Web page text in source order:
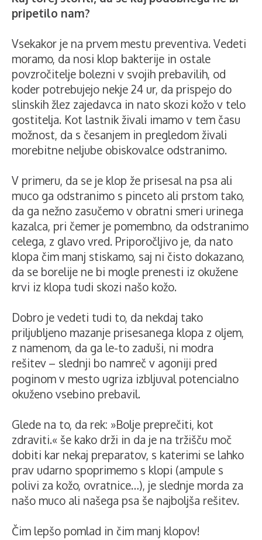
pripetilo nam?
Vsekakor je na prvem mestu preventiva. Vedeti
moramo, da nosi klop bakterije in ostale
povzročitelje bolezni v svojih prebavilih, od
koder potrebujejo nekje 24 ur, da prispejo do
slinskih žlez zajedavca in nato skozi kožo v telo
gostitelja. Kot lastnik živali imamo v tem času
možnost, da s česanjem in pregledom živali
morebitne neljube obiskovalce odstranimo.
V primeru, da se je klop že prisesal na psa ali
muco ga odstranimo s pinceto ali prstom tako,
da ga nežno zasučemo v obratni smeri urinega
kazalca, pri čemer je pomembno, da odstranimo
celega, z glavo vred. Priporočljivo je, da nato
klopa čim manj stiskamo, saj ni čisto dokazano,
da se borelije ne bi mogle prenesti iz okužene
krvi iz klopa tudi skozi našo kožo.
Dobro je vedeti tudi to, da nekdaj tako
priljubljeno mazanje prisesanega klopa z oljem,
z namenom, da ga le-to zaduši, ni modra
rešitev – slednji bo namreč v agoniji pred
poginom v mesto ugriza izbljuval potencialno
okuženo vsebino prebavil.
Glede na to, da rek: »Bolje preprečiti, kot
zdraviti.« še kako drži in da je na tržišču moč
dobiti kar nekaj preparatov, s katerimi se lahko
prav udarno spoprimemo s klopi (ampule s
polivi za kožo, ovratnice…), je slednje morda za
našo muco ali našega psa še najboljša rešitev.
Čim lepšo pomlad in čim manj klopov!